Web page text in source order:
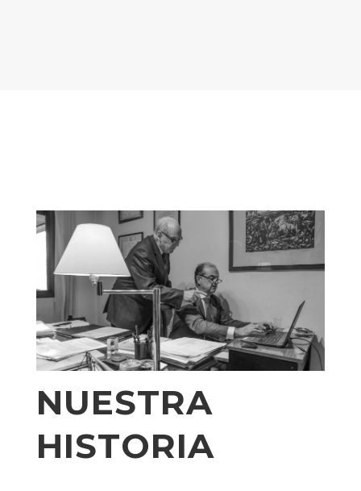
NUESTRA
HISTORIA